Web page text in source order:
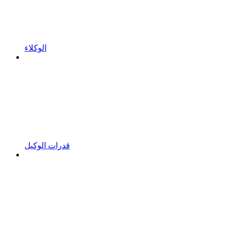
الوكلاء
قدرات الوكيل